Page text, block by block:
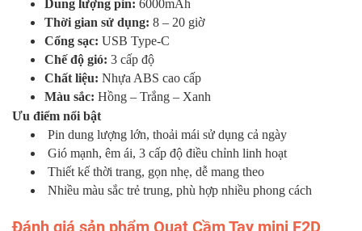
Dung lượng pin: 6000mAh
Thời gian sử dụng: 8 – 20 giờ
Cổng sạc: USB Type-C
Chế độ gió: 3 cấp độ
Chất liệu: Nhựa ABS cao cấp
Màu sắc: Hồng – Trắng – Xanh
Ưu điểm nổi bật
Pin dung lượng lớn, thoải mái sử dụng cả ngày
Gió mạnh, êm ái, 3 cấp độ điều chỉnh linh hoạt
Thiết kế thời trang, gọn nhẹ, dễ mang theo
Nhiều màu sắc trẻ trung, phù hợp nhiều phong cách
Đánh giá sản phẩm Quạt Cầm Tay mini F2D